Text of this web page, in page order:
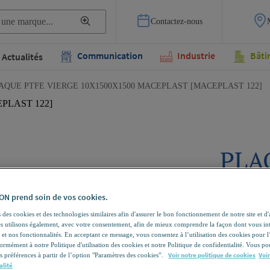
Contactez-nous
Actualités Communication Industrie
PTFE VIERGE 10X1500X1500 MACEPLAST [MACEPLAST 122]
prend soin de vos cookies.
cookies et des technologies similaires afin d'assurer le bon fonctionnement de notre site et
utilisons également, avec votre consentement, afin de mieux comprendre la façon dont vous
nos fonctionnalités. En acceptant ce message, vous consentez à l’utilisation des cookies pour
à notre Politique d'utilisation des cookies et notre Politique de confidentialité. Vous
à partir de l’option "Paramètres des cookies”.
Voir notre politique de cookies